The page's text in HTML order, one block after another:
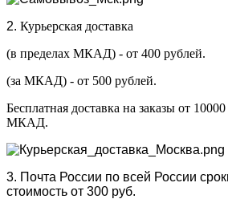
2. Курьерская доставка
(в пределах МКАД) - от 400 рублей.
(за МКАД) - от 500 рублей.
Бесплатная доставка на заказы от
МКАД.
3. Почта России по всей России
стоимость от 300 руб.